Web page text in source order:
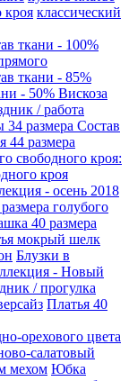
кроя классический
ткани - 100%
ткани - 85%
- 50% Вискоза
/ работа
размера Состав
44 размера
свободного кроя:
кроя
- осень 2018
голубого
40 размера
мокрый шелк
Блузки в
- Новый
/ прогулка
Платья 40
орехового цвета
салатовый
мехом Юбка